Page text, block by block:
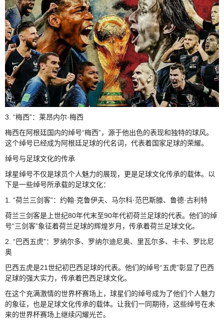
3. “梅西”：莱昂内尔·梅西
梅西在阿根廷国内的绰号“梅西”，源于他出色的表现和独特的球风。
这个绰号已经成为阿根廷足球的代名词，代表着国家足球的荣耀。
绰号与足球文化的传承
球星绰号不仅是球员个人魅力的展现，更是足球文化传承的载体。以
下是一些绰号所承载的足球文化：
1. “荷兰三剑客”：约翰·克鲁伊夫、马尔科·范巴斯滕、鲁德·古利特
荷兰三剑客是上世纪80年代末至90年代初荷兰足球的代表。他们的绰
号“三剑客”象征着荷兰足球的辉煌岁月，传承着荷兰足球文化。
2. “巴西五虎”：罗纳尔多、罗纳尔迪尼奥、里瓦尔多、卡卡、罗比尼
奥
巴西五虎是21世纪初巴西足球的代表。他们的绰号“五虎”彰显了巴西
足球的强大实力，传承着巴西足球文化。
在这个充满激情的世界杯赛场上，球星们的绰号成为了他们个人魅力
的象征，也是足球文化传承的载体。让我们一同期待，这些绰号在未
来的世界杯赛场上继续闪耀光芒。